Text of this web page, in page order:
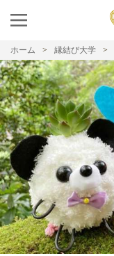
ホーム 縁結び大学